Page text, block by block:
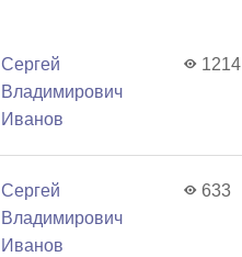
Сергей
Владимирович
Иванов
1214
Сергей
Владимирович
Иванов
633